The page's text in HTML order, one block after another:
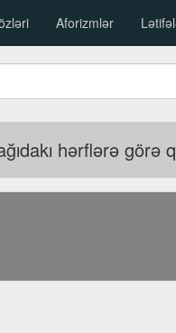
Aforizmlər
hərflərə görə